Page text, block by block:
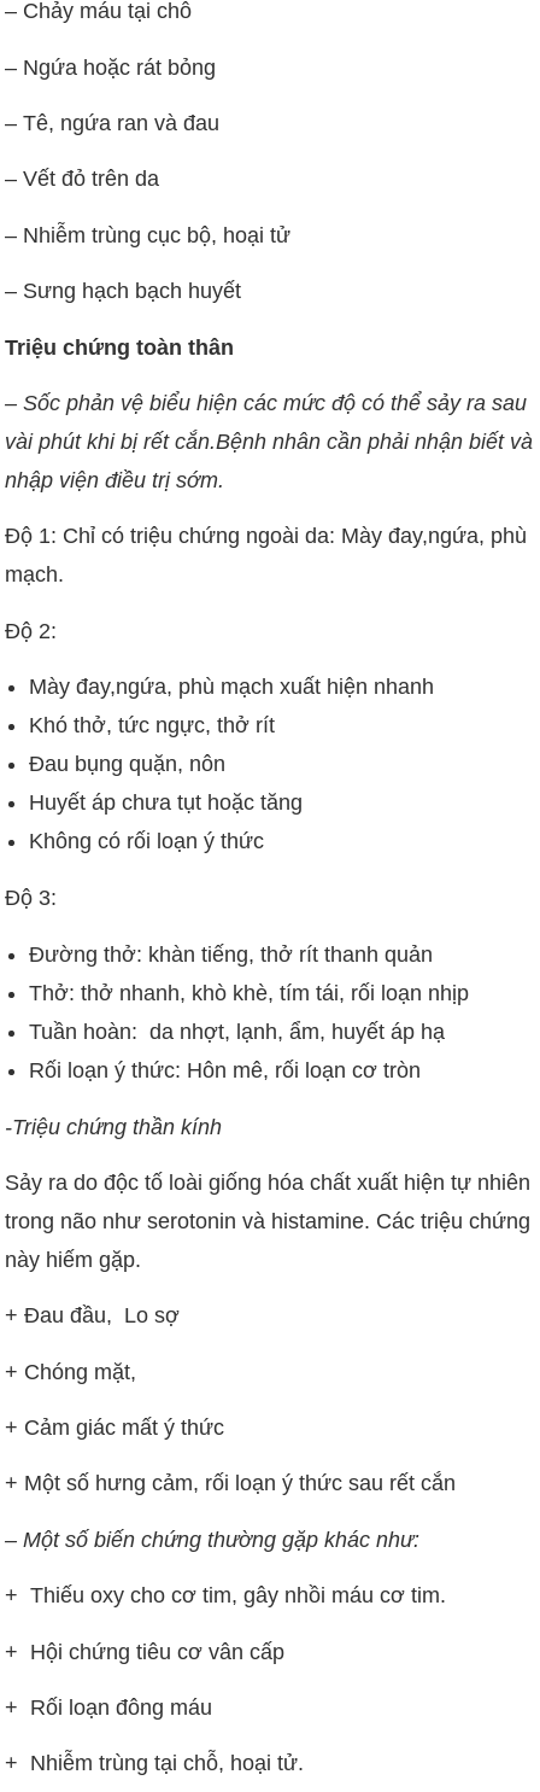
– Chảy máu tại chỗ
– Ngứa hoặc rát bỏng
– Tê, ngứa ran và đau
– Vết đỏ trên da
– Nhiễm trùng cục bộ, hoại tử
– Sưng hạch bạch huyết
Triệu chứng toàn thân
– Sốc phản vệ biểu hiện các mức độ có thể sảy ra sau
vài phút khi bị rết cắn.Bệnh nhân cần phải nhận biết và
nhập viện điều trị sớm.
Độ 1: Chỉ có triệu chứng ngoài da: Mày đay,ngứa, phù
mạch.
Độ 2:
Mày đay,ngứa, phù mạch xuất hiện nhanh
Khó thở, tức ngực, thở rít
Đau bụng quặn, nôn
Huyết áp chưa tụt hoặc tăng
Không có rối loạn ý thức
Độ 3:
Đường thở: khàn tiếng, thở rít thanh quản
Thở: thở nhanh, khò khè, tím tái, rối loạn nhịp
Tuần hoàn: da nhợt, lạnh, ẩm, huyết áp hạ
Rối loạn ý thức: Hôn mê, rối loạn cơ tròn
-Triệu chứng thần kính
Sảy ra do độc tố loài giống hóa chất xuất hiện tự nhiên
trong não như serotonin và histamine. Các triệu chứng
này hiếm gặp.
+ Đau đầu, Lo sợ
+ Chóng mặt,
+ Cảm giác mất ý thức
+ Một số hưng cảm, rối loạn ý thức sau rết cắn
– Một số biến chứng thường gặp khác như:
+ Thiếu oxy cho cơ tim, gây nhồi máu cơ tim.
+ Hội chứng tiêu cơ vân cấp
+ Rối loạn đông máu
+ Nhiễm trùng tại chỗ, hoại tử.